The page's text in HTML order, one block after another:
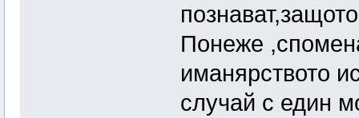
Понеже
иманярството
случай с един